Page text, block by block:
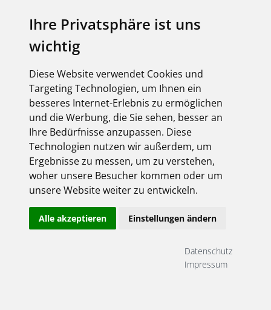
Ihre Privatsphäre ist uns
wichtig
Diese Website verwendet Cookies und
Targeting Technologien, um Ihnen ein
besseres Internet-Erlebnis zu ermöglichen
und die Werbung, die Sie sehen, besser an
Ihre Bedürfnisse anzupassen. Diese
Technologien nutzen wir außerdem, um
Ergebnisse zu messen, um zu verstehen,
woher unsere Besucher kommen oder um
unsere Website weiter zu entwickeln.
Alle akzeptieren Einstellungen ändern
Datenschutz
Impressum
Onlineshop-Login
Unser Onlineshop ist immer geöffnet.
Angemeldet bleiben
Jetzt registrieren! Passwort vergessen?
Noch nicht registriert? Dann aber schnell....